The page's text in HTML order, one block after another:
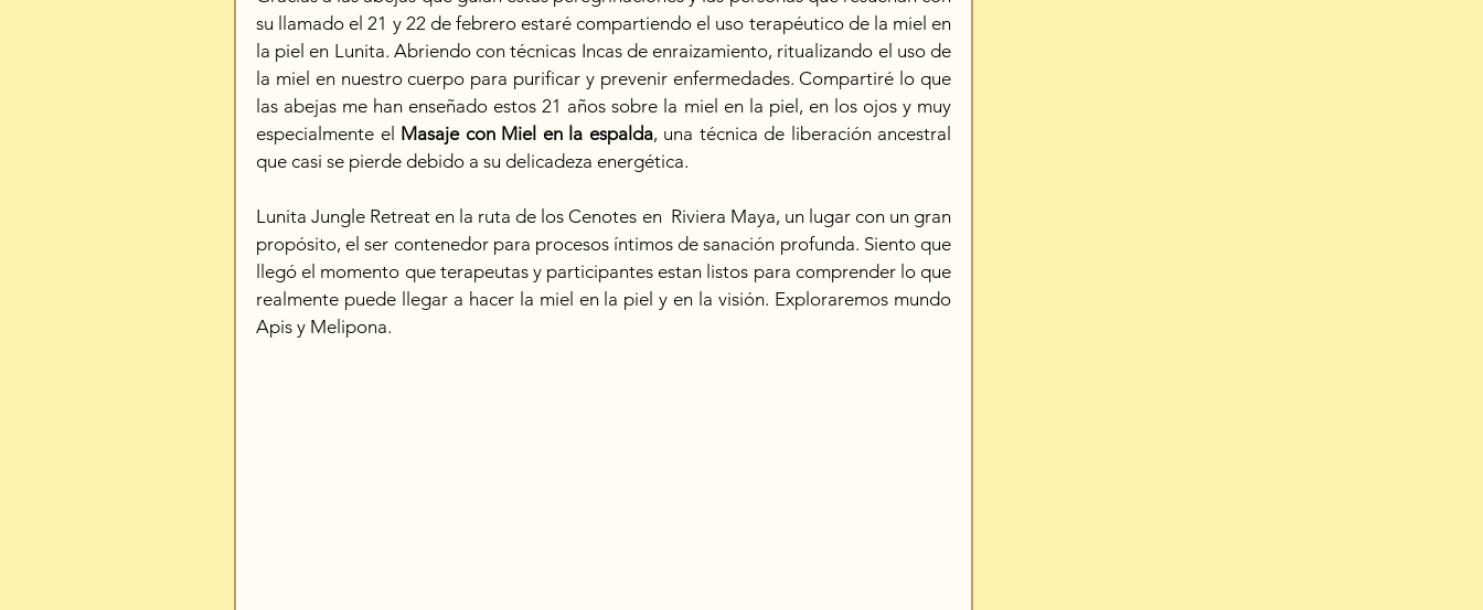
su llamado el 21 y 22 de febrero estaré compartiendo el uso terapéutico de la miel en
la piel en Lunita. Abriendo con técnicas Incas de enraizamiento, ritualizando el uso de
la miel en nuestro cuerpo para purificar y prevenir enfermedades. Compartiré lo que
las abejas me han enseñado estos 21 años sobre la miel en la piel, en los ojos y muy
especialmente el Masaje con Miel en la espalda, una técnica de liberación ancestral
que casi se pierde debido a su delicadeza energética.
Lunita Jungle Retreat en la ruta de los Cenotes en  Riviera Maya, un lugar con un gran
propósito, el ser contenedor para procesos íntimos de sanación profunda. Siento que
llegó el momento que terapeutas y participantes estan listos para comprender lo que
realmente puede llegar a hacer la miel en la piel y en la visión. Exploraremos mundo
Apis y Melipona.